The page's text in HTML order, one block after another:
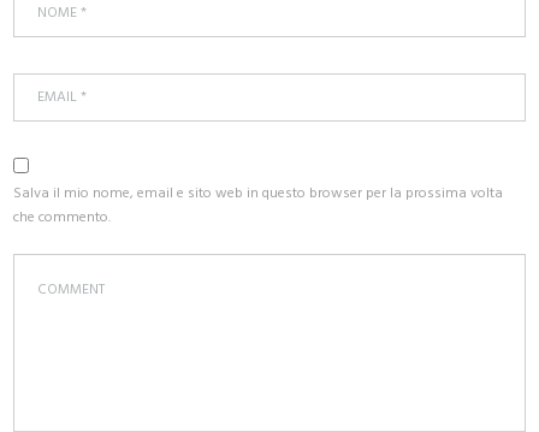
Salva il mio nome, email e sito web in questo browser per la prossima volta
che commento.